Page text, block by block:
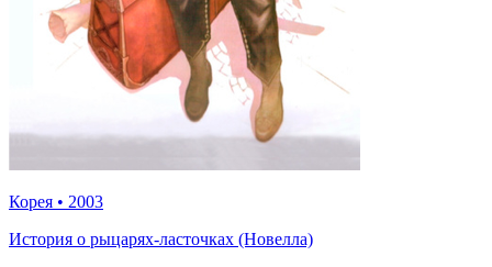
Корея • 2003
История о рыцарях-ласточках (Новелла)